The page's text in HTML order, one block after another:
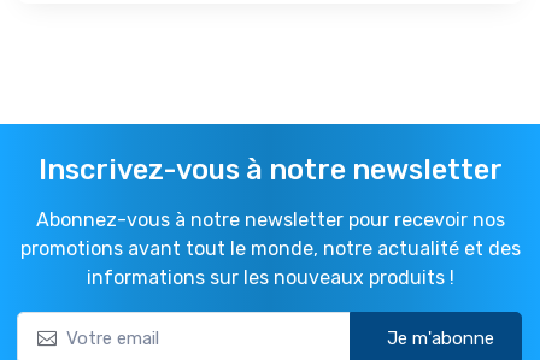
Inscrivez-vous à notre newsletter
Abonnez-vous à notre newsletter pour recevoir nos
promotions avant tout le monde, notre actualité et des
informations sur les nouveaux produits !
Je m'abonne